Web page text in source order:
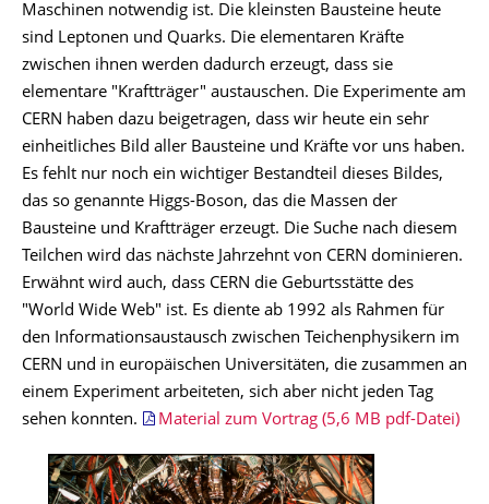
Maschinen notwendig ist. Die kleinsten Bausteine heute
sind Leptonen und Quarks. Die elementaren Kräfte
zwischen ihnen werden dadurch erzeugt, dass sie
elementare "Kraftträger" austauschen. Die Experimente am
CERN haben dazu beigetragen, dass wir heute ein sehr
einheitliches Bild aller Bausteine und Kräfte vor uns haben.
Es fehlt nur noch ein wichtiger Bestandteil dieses Bildes,
das so genannte Higgs-Boson, das die Massen der
Bausteine und Kraftträger erzeugt. Die Suche nach diesem
Teilchen wird das nächste Jahrzehnt von CERN dominieren.
Erwähnt wird auch, dass CERN die Geburtsstätte des
"World Wide Web" ist. Es diente ab 1992 als Rahmen für
den Informationsaustausch zwischen Teichenphysikern im
CERN und in europäischen Universitäten, die zusammen an
einem Experiment arbeiteten, sich aber nicht jeden Tag
sehen konnten.
Material zum Vortrag (5,6 MB pdf-Datei)